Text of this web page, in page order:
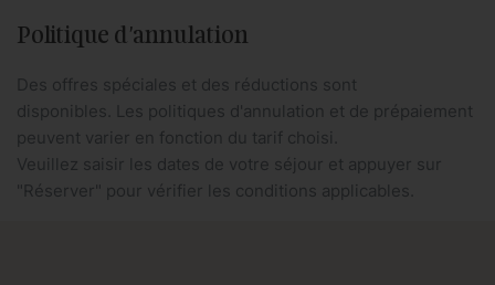
Politique d'annulation
Des offres spéciales et des réductions sont
disponibles. Les politiques d'annulation et de prépaiement
peuvent varier en fonction du tarif choisi.
Veuillez saisir les dates de votre séjour et appuyer sur
"Réserver" pour vérifier les conditions applicables.